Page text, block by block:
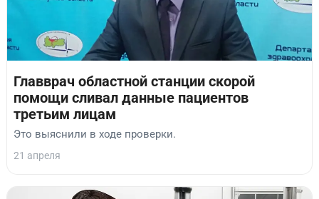
Главврач областной станции скорой
помощи сливал данные пациентов
третьим лицам
Это выяснили в ходе проверки.
21 апреля